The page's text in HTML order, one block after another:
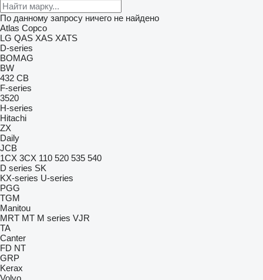
По данному запросу ничего не найдено
Atlas Copco
LG QAS XAS XATS
D-series
BOMAG
BW
432 CB
F-series
3520
H-series
Hitachi
ZX
Daily
JCB
1CX 3CX 110 520 535 540
D series SK
KX-series U-series
PGG
TGM
Manitou
MRT MT M series VJR
TA
Canter
FD NT
GRP
Kerax
Volvo